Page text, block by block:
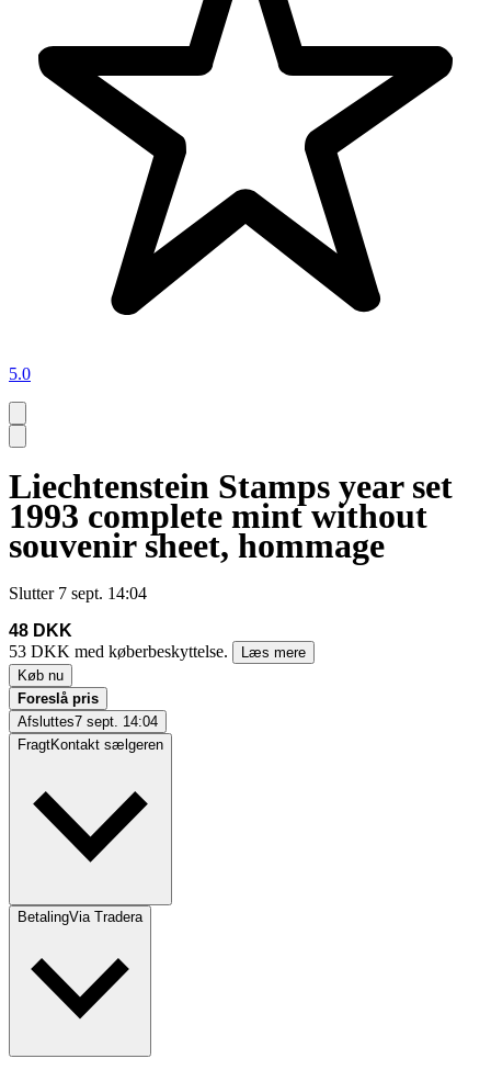
5.0
Liechtenstein Stamps year set
1993 complete mint without
souvenir sheet, hommage
Slutter 7 sept. 14:04
48 DKK
53 DKK med køberbeskyttelse.
Læs mere
Køb nu
Foreslå pris
Afsluttes7 sept. 14:04
FragtKontakt sælgeren
BetalingVia Tradera